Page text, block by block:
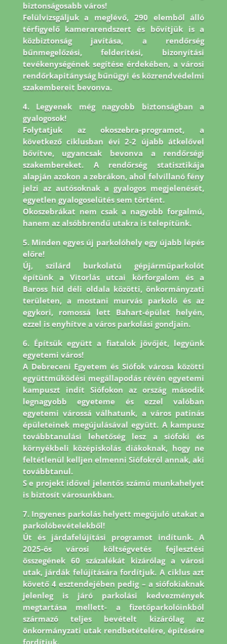
biztonságosabb város!
Felülvizsgáljuk a meglévő, 290 elemből álló
térfigyelő kamerarendszert és bővítjük is a
közbiztonság javítása, a rendőrség
bűnmegelőzési, felderítési, bizonyítási
tevékenységének segítése érdekében, a városi
rendőrkapitányság bűnügyi és közrendvédelmi
szakembereit bevonva.
4. Legyenek még nagyobb biztonságban a
gyalogosok!
Folytatjuk az okoszebra-programot, a
következő ciklusban évi 2-2 újabb átkelővel
bővítve, ugyancsak bevonva a rendőrségi
szakembereket. A rendőrség statisztikája
alapján azokon a zebrákon, ahol felvillanó fény
jelzi az autósoknak a gyalogos megjelenését,
egyetlen gyalogoselütés sem történt.
Okoszebrákat nem csak a nagyobb forgalmú,
hanem az alsóbbrendű utakra is telepítünk.
5. Minden egyes új parkolóhely egy újabb lépés
előre!
Új, szilárd burkolatú gépjárműparkolót
építünk a Vitorlás utcai körforgalom és a
Baross híd déli oldala közötti, önkormányzati
területen, a mostani murvás parkoló és az
egykori, romossá lett Bahart-épület helyén,
ezzel is enyhítve a város parkolási gondjain.
6. Építsük együtt a fiatalok jövőjét, legyünk
egyetemi város!
A Debreceni Egyetem és Siófok városa közötti
együttműködési megállapodás révén egyetemi
kampuszt indít Siófokon az ország második
legnagyobb egyeteme és ezzel valóban
egyetemi várossá válhatunk, a város patinás
épületeinek megújulásával együtt. A kampusz
továbbtanulási lehetőség lesz a siófoki és
környékbeli középiskolás diákoknak, hogy ne
feltétlenül kelljen elmenni Siófokról annak, aki
továbbtanul.
S e projekt idővel jelentős számú munkahelyet
is biztosít városunkban.
7. Ingyenes parkolás helyett megújuló utakat a
parkolóbevételekből!
Út és járdafelújítási programot indítunk. A
2025-ös városi költségvetés fejlesztési
összegének 60 százalékát kizárólag a városi
utak, járdák felújítására fordítjuk. A ciklus azt
követő 4 esztendejében pedig – a siófokiaknak
jelenleg is járó parkolási kedvezmények
megtartása mellett- a fizetőparkolóinkból
származó teljes bevételt kizárólag az
önkormányzati utak rendbetételére, építésére